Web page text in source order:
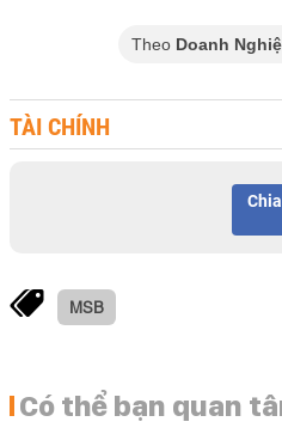
Theo Doanh
TÀI CHÍNH
MSB
Có thể bạn quan